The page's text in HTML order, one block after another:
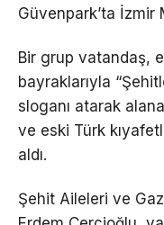
Güvenpark’ta İzmir
Bir grup vatandaş,
bayraklarıyla
sloganı atarak
ve eski Türk
aldı.
Şehit Aileleri ve